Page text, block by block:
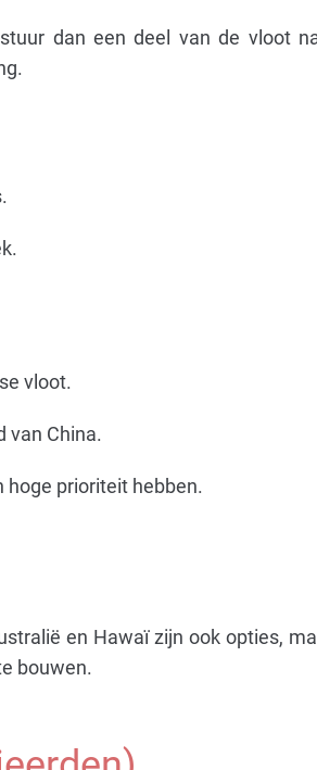
dan een deel van de vloot
vloot.
van China.
hoge prioriteit hebben.
en Hawaï zijn ook opties,
bouwen.